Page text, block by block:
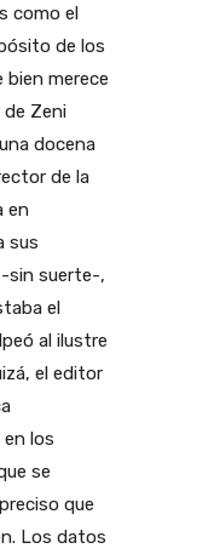
como el
de los
merece
Zeni
docena
de la
en
sus
sin suerte-,
el
al ilustre
el editor
los
se
que
Los datos